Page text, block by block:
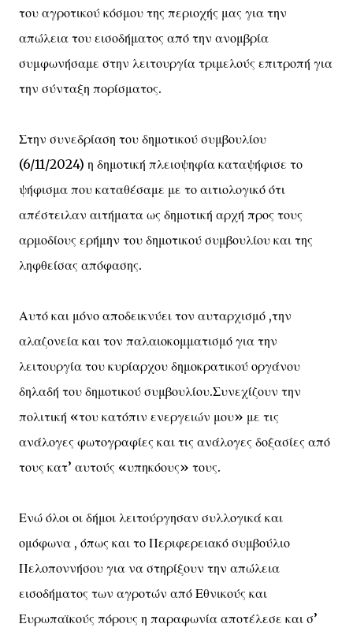
του αγροτικού κόσμου της περιοχής μας για την
απώλεια του εισοδήματος από την ανομβρία
συμφωνήσαμε στην λειτουργία τριμελούς επιτροπή για
την σύνταξη πορίσματος.
Στην συνεδρίαση του δημοτικού συμβουλίου
(6/11/2024) η δημοτική πλειοψηφία καταψήφισε το
ψήφισμα που καταθέσαμε με το αιτιολογικό ότι
απέστειλαν αιτήματα ως δημοτική αρχή προς τους
αρμοδίους ερήμην του δημοτικού συμβουλίου και της
ληφθείσας απόφασης.
Αυτό και μόνο αποδεικνύει τον αυταρχισμό ,την
αλαζονεία και τον παλαιοκομματισμό για την
λειτουργία του κυρίαρχου δημοκρατικού οργάνου
δηλαδή του δημοτικού συμβουλίου.Συνεχίζουν την
πολιτική «του κατόπιν ενεργειών μου» με τις
ανάλογες φωτογραφίες και τις ανάλογες δοξασίες από
τους κατ’ αυτούς «υπηκόους» τους.
Ενώ όλοι οι δήμοι λειτούργησαν συλλογικά και
ομόφωνα , όπως και το Περιφερειακό συμβούλιο
Πελοποννήσου για να στηρίξουν την απώλεια
εισοδήματος των αγροτών από Εθνικούς και
Ευρωπαϊκούς πόρους η παραφωνία αποτέλεσε και σ’